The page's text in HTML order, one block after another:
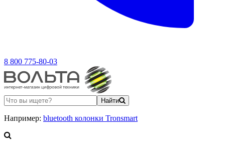
8 800 775-80-03
Найти
Например: bluetooth колонки Tronsmart